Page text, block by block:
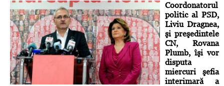
Coordonatorul
politic al PSD,
Liviu Dragnea,
şi preşedintele
CN, Rovana
Plumb, îşi vor
disputa
miercuri şefia
interimară a